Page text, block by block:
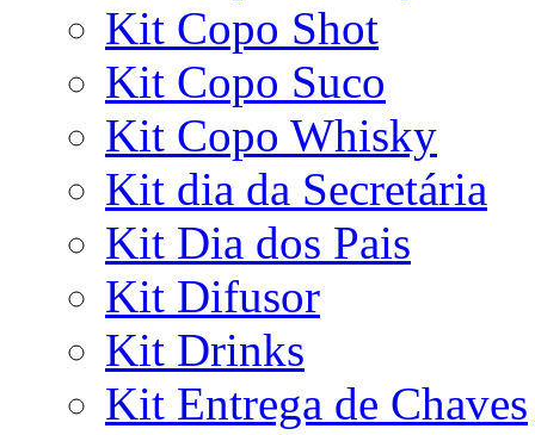
Kit Copo Shot
Kit Copo Suco
Kit Copo Whisky
Kit dia da Secretária
Kit Dia dos Pais
Kit Difusor
Kit Drinks
Kit Entrega de Chaves